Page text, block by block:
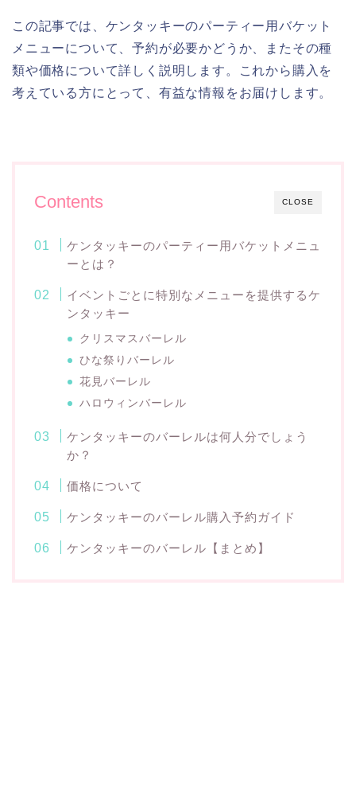
この記事では、ケンタッキーのパーティー用バケット
メニューについて、予約が必要かどうか、またその種
類や価格について詳しく説明します。これから購入を
考えている方にとって、有益な情報をお届けします。
CLOSE
Contents
ケンタッキーのパーティー用バケットメニュ
ーとは？
イベントごとに特別なメニューを提供するケ
ンタッキー
クリスマスバーレル
ひな祭りバーレル
花見バーレル
ハロウィンバーレル
ケンタッキーのバーレルは何人分でしょう
か？
価格について
ケンタッキーのバーレル購入予約ガイド
ケンタッキーのバーレル【まとめ】